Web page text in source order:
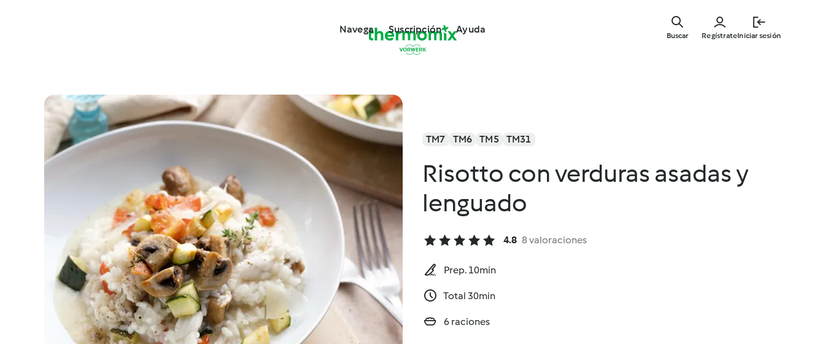
Navega Suscripción Ayuda
RegístrateIniciar sesión
Buscar
TM7 TM6 TM5 TM31
Risotto con verduras asadas y
lenguado
4.8 8 valoraciones
Prep. 10min
Total 30min
6 raciones